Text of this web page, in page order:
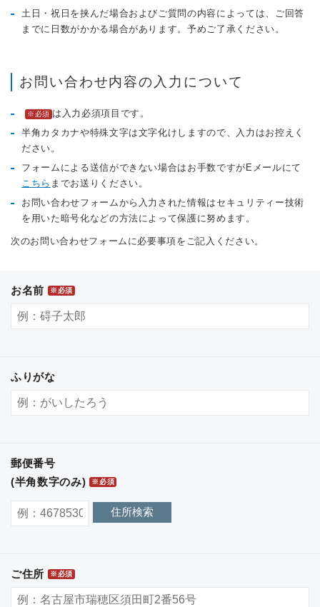
土日・祝日を挟んだ場合およびご質問の内容によっては、ご回答
までに日数がかかる場合があります。予めご了承ください。
お問い合わせ内容の入力について
※必須 は入力必須項目です。
半角カタカナや特殊文字は文字化けしますので、入力はお控えく
ださい。
フォームによる送信ができない場合はお手数ですがEメールにて
こちら までお送りください。
お問い合わせフォームから入力された情報はセキュリティー技術
を用いた暗号化などの方法によって保護に努めます。
次のお問い合わせフォームに必要事項をご記入ください。
お名前 ※必須
ふりがな
郵便番号
(半角数字のみ)
※必須
住所検索
ご住所 ※必須